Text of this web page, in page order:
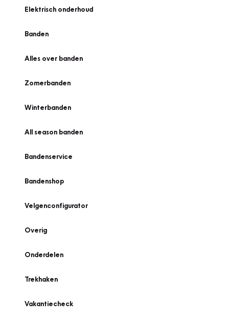
Elektrisch onderhoud
Banden
Alles over banden
Zomerbanden
Winterbanden
All season banden
Bandenservice
Bandenshop
Velgenconfigurator
Overig
Onderdelen
Trekhaken
Vakantiecheck